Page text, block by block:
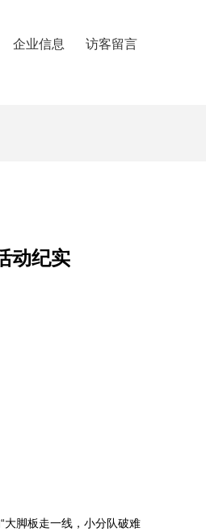
企业信息 访客留言
动纪实
大脚板走一线，小分队破难